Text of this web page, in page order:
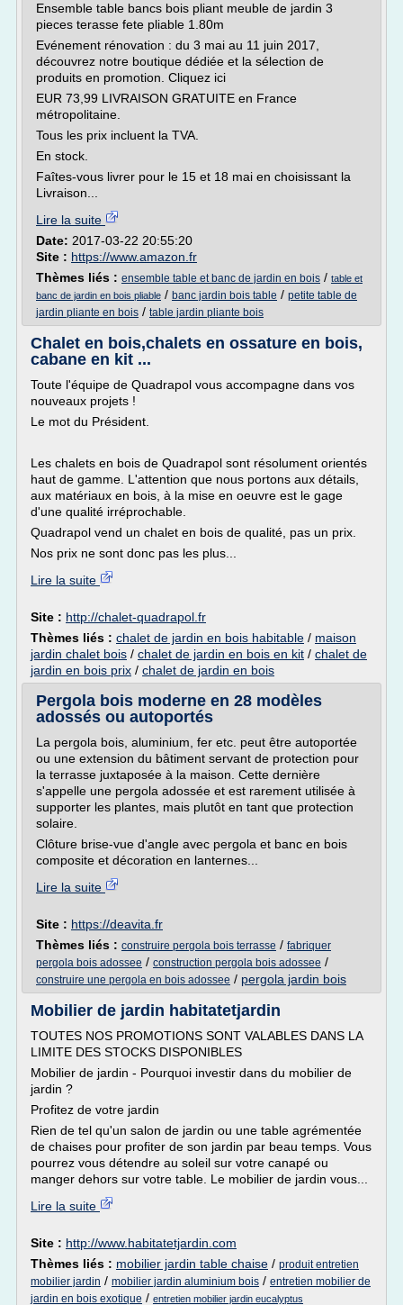
Ensemble table bancs bois pliant meuble de jardin 3
pieces terasse fete pliable 1.80m
Evénement rénovation : du 3 mai au 11 juin 2017,
découvrez notre boutique dédiée et la sélection de
produits en promotion. Cliquez ici
EUR 73,99 LIVRAISON GRATUITE en France
métropolitaine.
Tous les prix incluent la TVA.
En stock.
Faîtes-vous livrer pour le 15 et 18 mai en choisissant la
Livraison...
Lire la suite
Date: 2017-03-22 20:55:20
Site : https://www.amazon.fr
Thèmes liés : ensemble table et banc de jardin en bois / table et
banc de jardin en bois pliable / banc jardin bois table / petite table de
jardin pliante en bois / table jardin pliante bois
Chalet en bois,chalets en ossature en bois,
cabane en kit ...
Toute l'équipe de Quadrapol vous accompagne dans vos
nouveaux projets !
Le mot du Président.
Les chalets en bois de Quadrapol sont résolument orientés
haut de gamme. L'attention que nous portons aux détails,
aux matériaux en bois, à la mise en oeuvre est le gage
d'une qualité irréprochable.
Quadrapol vend un chalet en bois de qualité, pas un prix.
Nos prix ne sont donc pas les plus...
Lire la suite
Site : http://chalet-quadrapol.fr
Thèmes liés : chalet de jardin en bois habitable / maison
jardin chalet bois / chalet de jardin en bois en kit / chalet de
jardin en bois prix / chalet de jardin en bois
Pergola bois moderne en 28 modèles
adossés ou autoportés
La pergola bois, aluminium, fer etc. peut être autoportée
ou une extension du bâtiment servant de protection pour
la terrasse juxtaposée à la maison. Cette dernière
s'appelle une pergola adossée et est rarement utilisée à
supporter les plantes, mais plutôt en tant que protection
solaire.
Clôture brise-vue d'angle avec pergola et banc en bois
composite et décoration en lanternes...
Lire la suite
Site : https://deavita.fr
Thèmes liés : construire pergola bois terrasse / fabriquer
pergola bois adossee / construction pergola bois adossee /
construire une pergola en bois adossee / pergola jardin bois
Mobilier de jardin habitatetjardin
TOUTES NOS PROMOTIONS SONT VALABLES DANS LA
LIMITE DES STOCKS DISPONIBLES
Mobilier de jardin - Pourquoi investir dans du mobilier de
jardin ?
Profitez de votre jardin
Rien de tel qu'un salon de jardin ou une table agrémentée
de chaises pour profiter de son jardin par beau temps. Vous
pourrez vous détendre au soleil sur votre canapé ou
manger dehors sur votre table. Le mobilier de jardin vous...
Lire la suite
Site : http://www.habitatetjardin.com
Thèmes liés : mobilier jardin table chaise / produit entretien
mobilier jardin / mobilier jardin aluminium bois / entretien mobilier de
jardin en bois exotique / entretien mobilier jardin eucalyptus